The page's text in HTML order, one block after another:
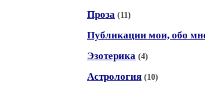
Проза (11)
Публикации мои, обо
Эзотерика (4)
Астрология (10)